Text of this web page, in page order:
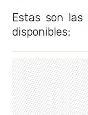
Estas son las
disponibles: